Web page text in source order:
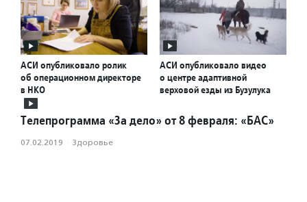
АСИ опубликовало ролик
об операционном директоре
в НКО
АСИ опубликовало видео
о центре адаптивной
верховой езды из Бузулука
Телепрограмма «За дело» от 8 февраля: «БАС»
07.02.2019 · Здоровье